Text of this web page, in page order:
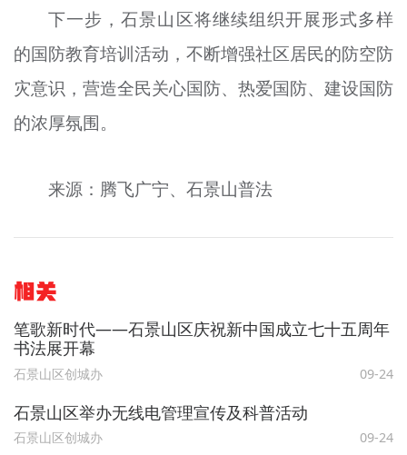
下一步，石景山区将继续组织开展形式多样
的国防教育培训活动，不断增强社区居民的防空防
灾意识，营造全民关心国防、热爱国防、建设国防
的浓厚氛围。
来源：腾飞广宁、石景山普法
相关
笔歌新时代——石景山区庆祝新中国成立七十五周年
书法展开幕
石景山区创城办 09-24
石景山区举办无线电管理宣传及科普活动
石景山区创城办 09-24